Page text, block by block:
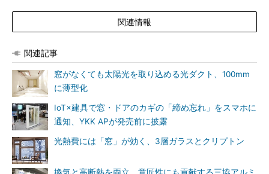
関連情報
関連記事
窓がなくても太陽光を取り込める光ダクト、100mm
に薄型化
IoT×建具で窓・ドアのカギの「締め忘れ」をスマホに
通知、YKK APが発売前に披露
光熱費には「窓」が効く、3層ガラスとクリプトン